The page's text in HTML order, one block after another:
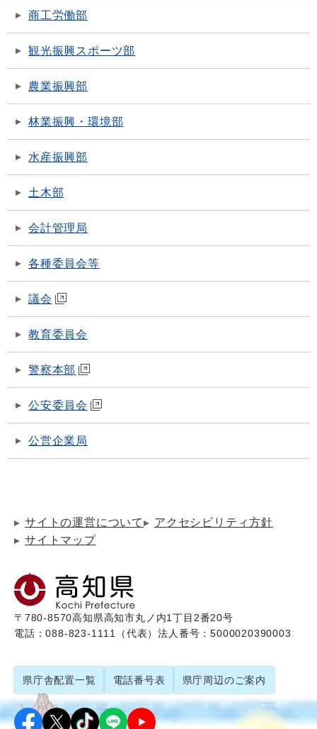
商工労働部
観光振興スポーツ部
農業振興部
林業振興・環境部
水産振興部
土木部
会計管理局
各種委員会等
議会
教育委員会
警察本部
公安委員会
公営企業局
サイトの運営について
アクセシビリティ方針
サイトマップ
〒780-8570高知県高知市丸ノ内1丁目2番20号
電話：088-823-1111（代表）法人番号：5000020390003
県庁舎配置一覧 電話番号表 県庁周辺のご案内